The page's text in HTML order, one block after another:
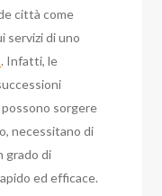
città come
servizi di uno
. Infatti, le
sorgere
necessitano di
grado di
ed efficace.